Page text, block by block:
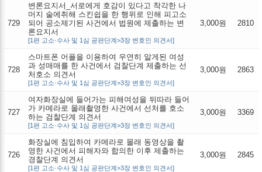
729
변론요지서_서로에게 호감이 있다고 착각한 나
머지 술에취해 스킨쉽을 한 행위로 인해 피고소
되어 공소제기된 사건에서 법원에 제출하는 변
론요지서
[1편 고소·수사 및 1심 공판단계>3장 변호인 의견서]
3,000원 2810
728
스마트폰 어플을 이용하여 우연히 알게된 여성
과 성매매를 한 사건에서 검찰단계 제출하는 선
처호소 의견서
[1편 고소·수사 및 1심 공판단계>3장 변호인 의견서]
3,000원 2863
727
여자화장실에 들어가는 피해여성을 뒤따라 들어
가 카메라로 몰래촬영한 사건에서 선처를 호소
하는 검찰단계 의견서
[1편 고소·수사 및 1심 공판단계>3장 변호인 의견서]
3,000원 3369
726
화장실에 침입하여 카메라로 몰래 동영상을 촬
영한 사건에서 피해자와 합의한 이후 제출하는
경찰단계 의견서
[1편 고소·수사 및 1심 공판단계>3장 변호인 의견서]
3,000원 2845